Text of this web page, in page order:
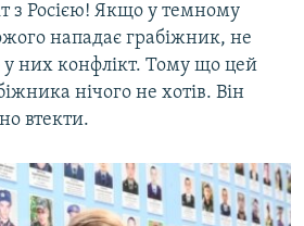
з Росією! Якщо у темному
нападає грабіжник, не
них конфлікт. Тому що цей
нічого не хотів. Він
втекти.